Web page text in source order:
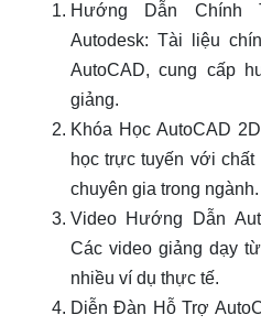
Hướng Dẫn Chính
Autodesk: Tài liệu
AutoCAD, cung cấp
giảng.
Khóa Học AutoCAD
học trực tuyến với
chuyên gia trong ngành.
Video Hướng Dẫn
Các video giảng dạy
nhiều ví dụ thực tế.
Diễn Đàn Hỗ Trợ